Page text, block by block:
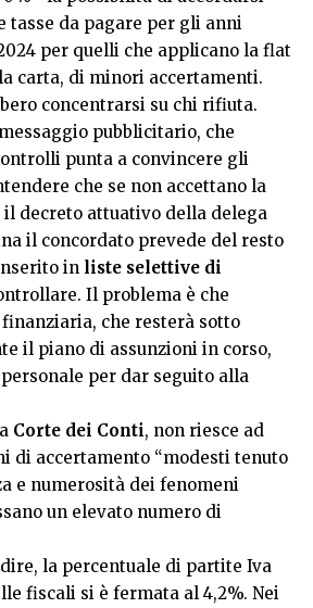
tasse da pagare per gli anni
per quelli che applicano la flat
carta, di minori accertamenti.
concentrarsi su chi rifiuta.
pubblicitario, che
punta a convincere gli
che se non accettano la
il decreto attuativo della delega
il concordato prevede del resto
in liste selettive di
Il problema è che
che resterà sotto
il piano di assunzioni in corso,
per dar seguito alla
Corte dei Conti, non riesce ad
di accertamento “modesti tenuto
e numerosità dei fenomeni
un elevato numero di
dire, la percentuale di partite Iva
fiscali si è fermata al 4,2%. Nei